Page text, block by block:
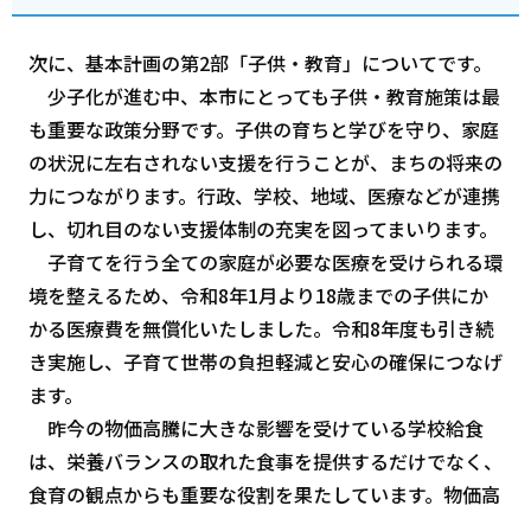
次に、基本計画の第2部「子供・教育」についてです。
少子化が進む中、本市にとっても子供・教育施策は最
も重要な政策分野です。子供の育ちと学びを守り、家庭
の状況に左右されない支援を行うことが、まちの将来の
力につながります。行政、学校、地域、医療などが連携
し、切れ目のない支援体制の充実を図ってまいります。
子育てを行う全ての家庭が必要な医療を受けられる環
境を整えるため、令和8年1月より18歳までの子供にか
かる医療費を無償化いたしました。令和8年度も引き続
き実施し、子育て世帯の負担軽減と安心の確保につなげ
ます。
昨今の物価高騰に大きな影響を受けている学校給食
は、栄養バランスの取れた食事を提供するだけでなく、
食育の観点からも重要な役割を果たしています。物価高